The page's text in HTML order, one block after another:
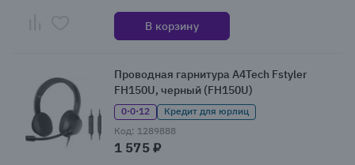
В корзину
Проводная гарнитура A4Tech Fstyler
FH150U, черный (FH150U)
0·0·12
Кредит для юрлиц
Код: 1289888
1 575 ₽